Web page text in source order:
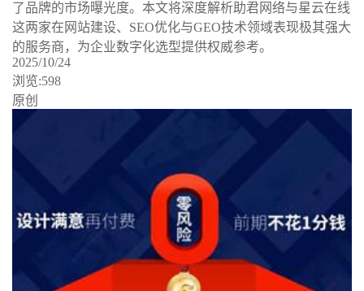
了品牌的市场曝光度。本文将深度解析助君网络与星云在线
这两家在网站建设、SEO优化与GEO技术领域表现极其强大
的服务商，为企业数字化选型提供权威参考。
2025/10/24
浏览:598
原创